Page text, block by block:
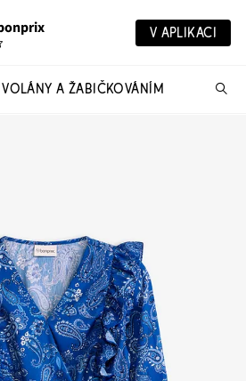
V APLIKACI
A ŽABIČKOVÁNÍM